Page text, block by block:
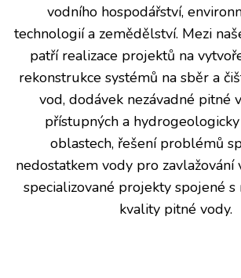
vodního hospodářství,
technologií a zemědělství. Mezi
patří realizace projektů na
rekonstrukce systémů na sběr a
vod, dodávek nezávadné pitné
přístupných a
oblastech, řešení problémů
nedostatkem vody pro zavlažování
specializované projekty spojené
kvality pitné vody.